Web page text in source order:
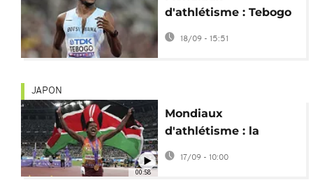
d'athlétisme : Tebogo
qualifié pour les demi-
finales du 200 m
18/09 - 15:51
00:58
JAPON
Mondiaux
d'athlétisme : la
Kényane Faith
Kipyegon remporte le
17/09 - 10:00